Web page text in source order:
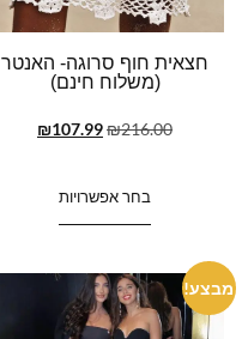
חצאית חוף סרוגה- האנטר
(משלוח חינם)
₪216.00
₪107.99
בחר אפשרויות
מבצע!